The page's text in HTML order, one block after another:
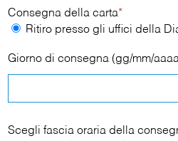
Consegna della carta*
Ritiro presso gli uffici della
Giorno di consegna (gg/mm/
Scegli fascia oraria della